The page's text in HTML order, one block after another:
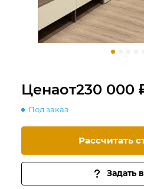
Ценаот230 000
Под заказ
Рассчитать
Задать